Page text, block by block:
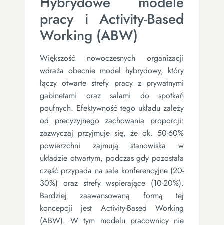
pracy i Activity-Based
Working (ABW)
Większość nowoczesnych organizacji
wdraża obecnie model hybrydowy, który
łączy otwarte strefy pracy z prywatnymi
gabinetami oraz salami do spotkań
poufnych. Efektywność tego układu zależy
od precyzyjnego zachowania proporcji:
zazwyczaj przyjmuje się, że ok. 50-60%
powierzchni zajmują stanowiska w
układzie otwartym, podczas gdy pozostała
część przypada na sale konferencyjne (20-
30%) oraz strefy wspierające (10-20%).
Bardziej zaawansowaną formą tej
koncepcji jest Activity-Based Working
(ABW). W tym modelu pracownicy nie